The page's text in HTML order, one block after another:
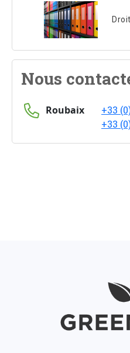
Nous
Roubaix
+33
+33